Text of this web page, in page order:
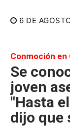
6 DE
Conmoción en
Se
joven
"Hasta
dijo que